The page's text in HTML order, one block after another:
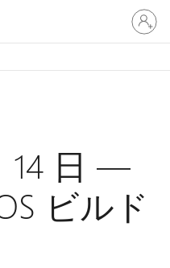
ア
カ
ウ
す
る
14 日 —
ビルド